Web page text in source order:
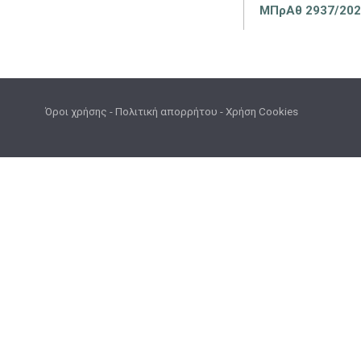
ΜΠρΑθ 2937/
Όροι χρήσης -Πολιτική απορρήτου -Χρήση Cookies